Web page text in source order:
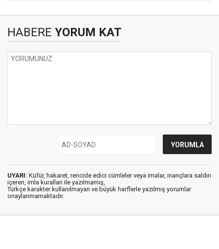
HABERE YORUM KAT
UYARI: Küfür, hakaret, rencide edici cümleler veya imalar, inançlara saldırı
içeren, imla kuralları ile yazılmamış,
Türkçe karakter kullanılmayan ve büyük harflerle yazılmış yorumlar
onaylanmamaktadır.